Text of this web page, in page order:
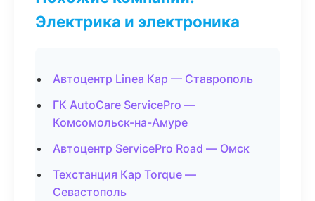
Электрика и электроника
Автоцентр Linea Кар — Ставрополь
ГК AutoCare ServicePro —
Комсомольск-на-Амуре
Автоцентр ServicePro Road — Омск
Техстанция Кар Torque —
Севастополь